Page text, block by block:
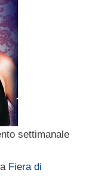
settimanale
Fiera di